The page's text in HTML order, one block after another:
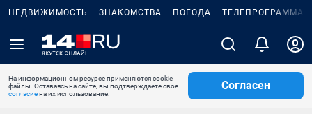
НЕДВИЖИМОСТЬ ЗНАКОМСТВА ПОГОДА ТЕЛЕПРОГРАММА
На информационном ресурсе применяются cookie-
файлы. Оставаясь на сайте, вы подтверждаете свое
согласиена их использование.
Согласен